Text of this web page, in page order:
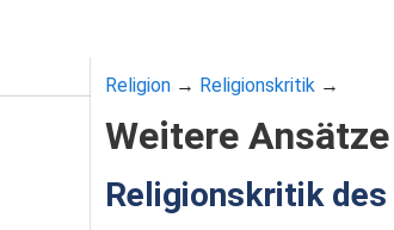
Religion → Religionskritik →
Weitere Ansätze
Religionskritik